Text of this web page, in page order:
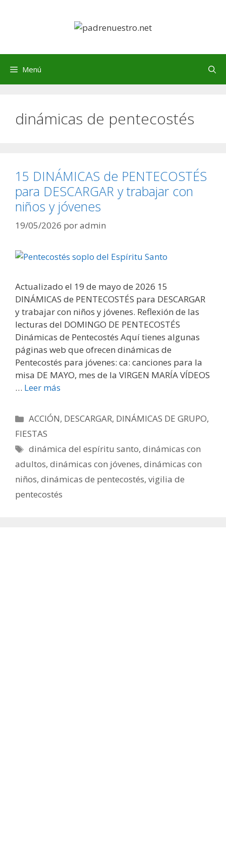
Menú
dinámicas de pentecostés
15 DINÁMICAS de PENTECOSTÉS
para DESCARGAR y trabajar con
niños y jóvenes
19/05/2026 poradmin
Actualizado el 19 de mayo de 2026 15
DINÁMICAS de PENTECOSTÉS para DESCARGAR
y trabajar con niños y jóvenes. Reflexión de las
lecturas del DOMINGO DE PENTECOSTÉS
Dinámicas de Pentecostés Aquí tienes algunas
páginas web que ofrecen dinámicas de
Pentecostés para jóvenes: ca: canciones para la
misa DE MAYO, mes de la VIRGEN MARÍA VÍDEOS
… Leer más
Categorías
ACCIÓN, DESCARGAR, DINÁMICAS DE GRUPO,
FIESTAS
Etiquetas
dinámica del espíritu santo,dinámicas con
adultos, dinámicas con jóvenes, dinámicas con
niños, dinámicas de pentecostés, vigilia de
pentecostés